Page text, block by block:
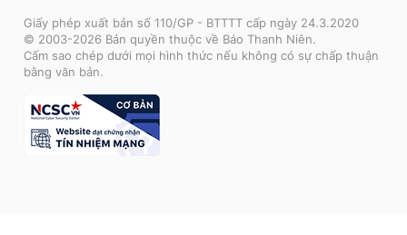
Giấy phép xuất bản số 110/GP - BTTTT cấp ngày 24.3.2020
© 2003-2026 Bản quyền thuộc về Báo Thanh Niên.
Cấm sao chép dưới mọi hình thức nếu không có sự chấp thuận
bằng văn bản.